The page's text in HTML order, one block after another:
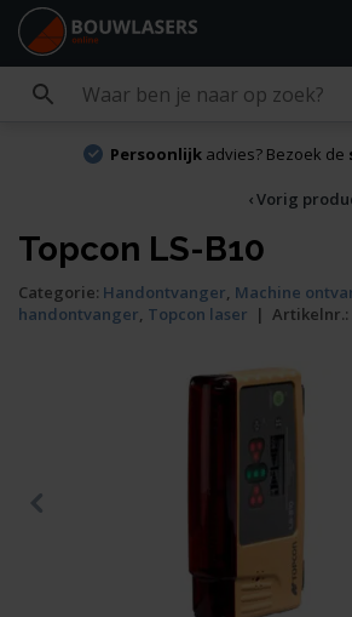
Persoonlijkadvies? Bezoek de
‹ Vorig
Topcon LS-B10
Categorie: Handontvanger, Machine
handontvanger, Topcon laser | Artikelnr.: